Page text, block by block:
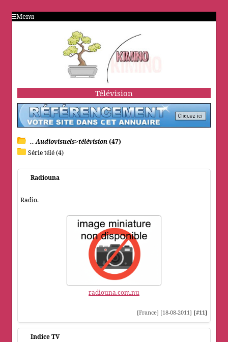
Menu
Télévision
.. Audiovisuels>télévision(47)
Série télé (4)
Radiouna
Radio.
radiouna.com.nu
[France] [18-08-2011] [#11]
Indice TV